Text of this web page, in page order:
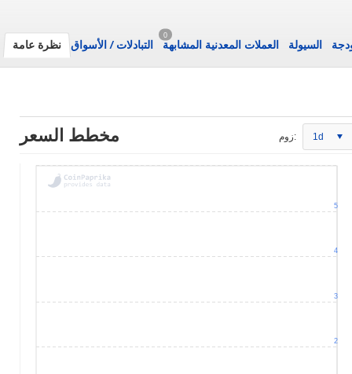
نظرة عامة التبادلات/ الأسواق
0
العملات المعدنية المشابهة السيولة
مخطط السعر زوم: 1d
2
3
4
5